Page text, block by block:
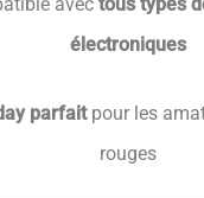
électroniques
parfaitpour les
rouges